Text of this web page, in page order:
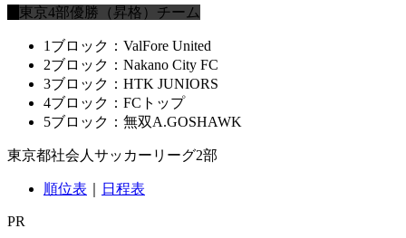
東京4部優勝（昇格）チーム
1ブロック：ValFore United
2ブロック：Nakano City FC
3ブロック：HTK JUNIORS
4ブロック：FCトップ
5ブロック：無双A.GOSHAWK
東京都社会人サッカーリーグ2部
順位表 日程表
PR